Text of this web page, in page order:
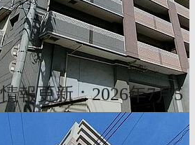
情報更新：2026年7月5